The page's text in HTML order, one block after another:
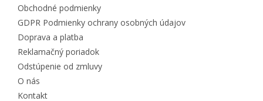
Obchodné podmienky
GDPR Podmienky ochrany osobných údajov
Doprava a platba
Reklamačný poriadok
Odstúpenie od zmluvy
O nás
Kontakt